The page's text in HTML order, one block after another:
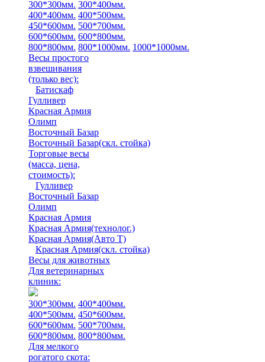
300*300мм. 300*400мм.
400*400мм. 400*500мм.
450*600мм. 500*700мм.
600*600мм. 600*800мм.
800*800мм. 800*1000мм. 1000*1000мм.
Весы простого
взвешивания
(только вес):
Батискаф
Гулливер
Красная Армия
Олимп
Восточный Базар
Восточный Базар(скл. стойка)
Торговые весы
(масса, цена,
стоимость):
Гулливер
Восточный Базар
Олимп
Красная Армия
Красная Армия(технолог.)
Красная Армия(Авто Т)
Красная Армия(скл. стойка)
Весы для животных
Для ветеринарных
клиник:
300*300мм. 400*400мм.
400*500мм. 450*600мм.
600*600мм. 500*700мм.
600*800мм. 800*800мм.
Для мелкого
рогатого скота: